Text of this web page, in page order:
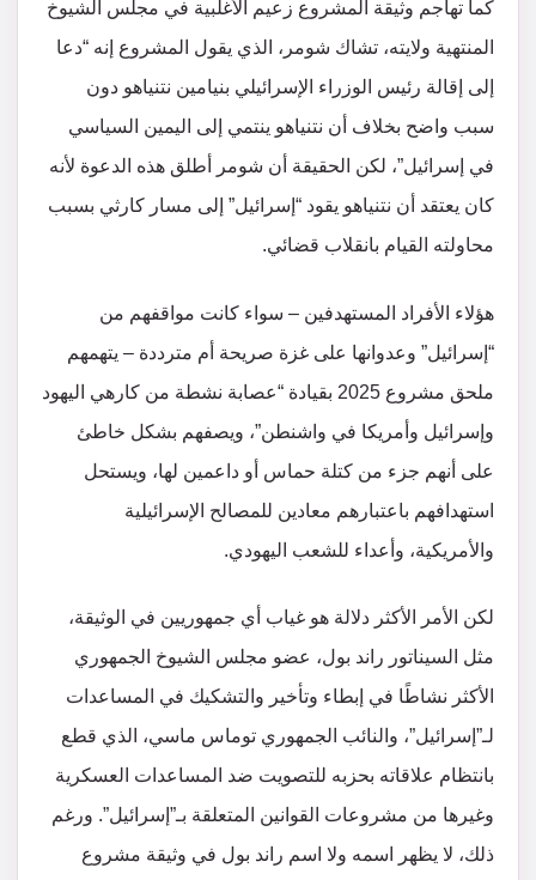
كما تهاجم وثيقة المشروع زعيم الأغلبية في مجلس الشيوخ
المنتهية ولايته، تشاك شومر، الذي يقول المشروع إنه “دعا
إلى إقالة رئيس الوزراء الإسرائيلي بنيامين نتنياهو دون
سبب واضح بخلاف أن نتنياهو ينتمي إلى اليمين السياسي
في إسرائيل”، لكن الحقيقة أن شومر أطلق هذه الدعوة لأنه
كان يعتقد أن نتنياهو يقود “إسرائيل” إلى مسار كارثي بسبب
محاولته القيام بانقلاب قضائي.
هؤلاء الأفراد المستهدفين – سواء كانت مواقفهم من
“إسرائيل” وعدوانها على غزة صريحة أم مترددة – يتهمهم
ملحق مشروع 2025 بقيادة “عصابة نشطة من كارهي اليهود
وإسرائيل وأمريكا في واشنطن”، ويصفهم بشكل خاطئ
على أنهم جزء من كتلة حماس أو داعمين لها، ويستحل
استهدافهم باعتبارهم معادين للمصالح الإسرائيلية
والأمريكية، وأعداء للشعب اليهودي.
لكن الأمر الأكثر دلالة هو غياب أي جمهوريين في الوثيقة،
مثل السيناتور راند بول، عضو مجلس الشيوخ الجمهوري
الأكثر نشاطًا في إبطاء وتأخير والتشكيك في المساعدات
لـ”إسرائيل”، والنائب الجمهوري توماس ماسي، الذي قطع
بانتظام علاقاته بحزبه للتصويت ضد المساعدات العسكرية
وغيرها من مشروعات القوانين المتعلقة بـ”إسرائيل”. ورغم
ذلك، لا يظهر اسمه ولا اسم راند بول في وثيقة مشروع